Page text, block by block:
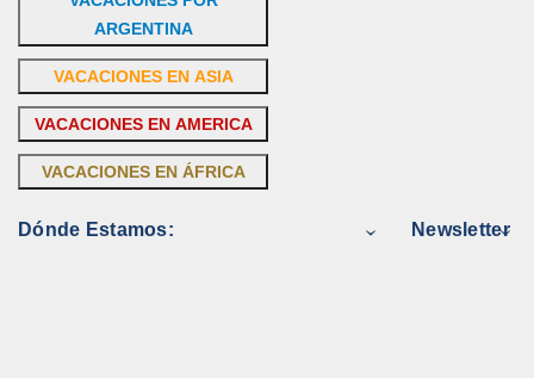
ARGENTINA
VACACIONES EN ASIA
VACACIONES EN AMERICA
VACACIONES EN ÁFRICA
Dónde Estamos: Newsletter